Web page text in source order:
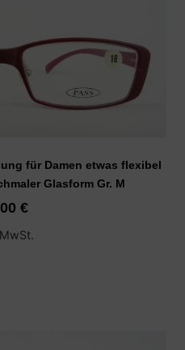
für Damen etwas flexibel
Glasform Gr. M
€